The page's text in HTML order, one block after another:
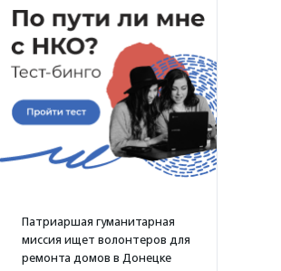
Патриаршая гуманитарная
миссия ищет волонтеров для
ремонта домов в Донецке